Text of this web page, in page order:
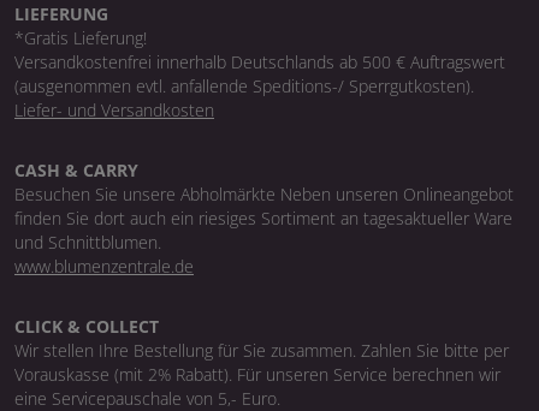
LIEFERUNG
*Gratis Lieferung!
Versandkostenfrei innerhalb Deutschlands ab 500 € Auftragswert
(ausgenommen evtl. anfallende Speditions-/ Sperrgutkosten).
Liefer- und Versandkosten
CASH & CARRY
Besuchen Sie unsere Abholmärkte Neben unseren Onlineangebot
finden Sie dort auch ein riesiges Sortiment an tagesaktueller Ware
und Schnittblumen.
www.blumenzentrale.de
CLICK & COLLECT
Wir stellen Ihre Bestellung für Sie zusammen. Zahlen Sie bitte per
Vorauskasse (mit 2% Rabatt). Für unseren Service berechnen wir
eine Servicepauschale von 5,- Euro.